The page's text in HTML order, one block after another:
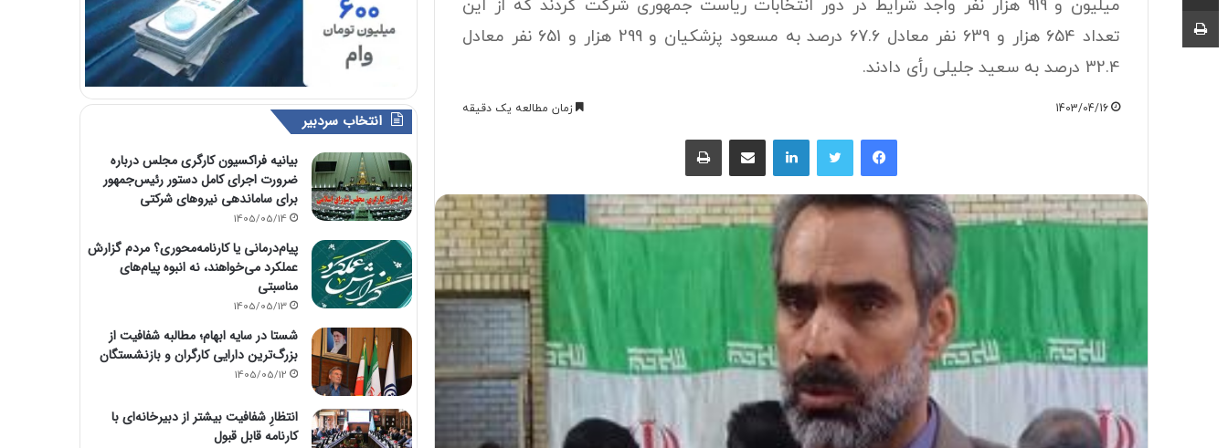
میلیون و 919 هزار نفر واجد شرایط در دور انتخابات ریاست جمهوری شرکت کردند که از این
تعداد 654 هزار و 639 نفر معادل 67.6 درصد به مسعود پزشکیان و 299 هزار و 651 نفر معادل
32.4 درصد به سعید جلیلی رأی دادند.
1403/04/16 زمان مطالعه یک دقیقه
فیسبوک لینکداین
انتخاب سردبیر
بیانیه فراکسیون کارگری مجلس درباره
ضرورت اجرای کامل دستور رئیس‌جمهور
برای ساماندهی نیروهای شرکتی
1405/05/14
پیام‌درمانی یا کارنامه‌محوری؟ مردم گزارش
عملکرد می‌خواهند، نه انبوه پیام‌های
مناسبتی
1405/05/13
شستا در سایه ابهام؛ مطالبه شفافیت از
بزرگ‌ترین دارایی کارگران و بازنشستگان
1405/05/12
انتظارِ شفافیت بیشتر از دبیرخانه‌ای با
کارنامه قابل قبول